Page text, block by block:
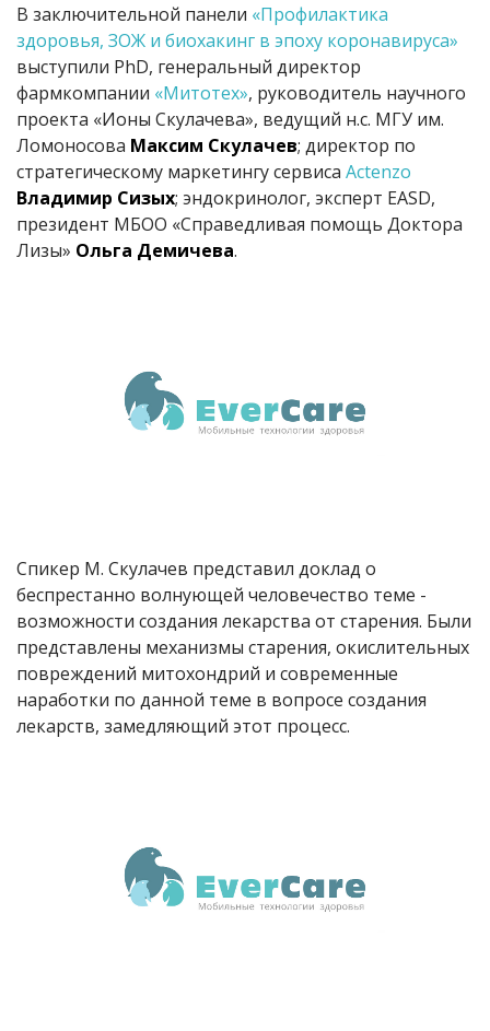
В заключительной панели «Профилактика
здоровья, ЗОЖ и биохакинг в эпоху коронавируса»
выступили PhD, генеральный директор
фармкомпании «Митотех», руководитель научного
проекта «Ионы Скулачева», ведущий н.с. МГУ им.
Ломоносова Максим Скулачев; директор по
стратегическому маркетингу сервиса Actenzo
Владимир Сизых; эндокринолог, эксперт EASD,
президент МБОО «Справедливая помощь Доктора
Лизы» Ольга Демичева.
Спикер М. Скулачев представил доклад о
беспрестанно волнующей человечество теме -
возможности создания лекарства от старения. Были
представлены механизмы старения, окислительных
повреждений митохондрий и современные
наработки по данной теме в вопросе создания
лекарств, замедляющий этот процесс.